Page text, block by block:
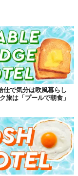
入りアイテムを蘇
©株式会社ヒューマンフォーラム
仕で気分は欧風暮らし
旅は「プールで朝食」